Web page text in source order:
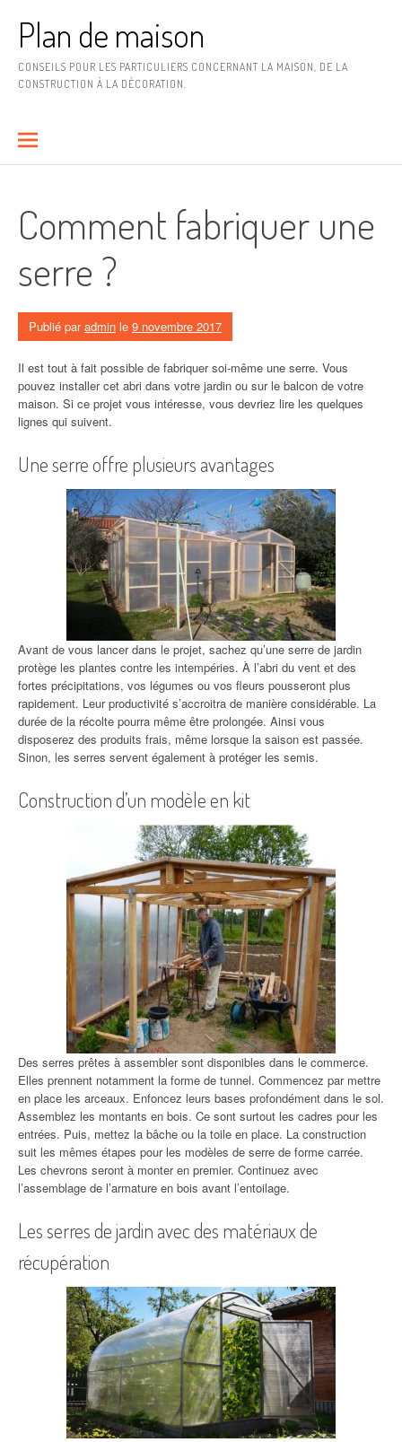
contenuPlan de maison
CONSEILS POUR LES PARTICULIERS CONCERNANT LA MAISON, DE LA
CONSTRUCTION À LA DÉCORATION.
Comment fabriquer une
serre ?
Publié paradmin le 9 novembre 2017
Il est tout à fait possible de fabriquer soi-même une serre. Vous
pouvez installer cet abri dans votre jardin ou sur le balcon de votre
maison. Si ce projet vous intéresse, vous devriez lire les quelques
lignes qui suivent.
Une serre offre plusieurs avantages
Avant de vous lancer dans le projet, sachez qu’une serre de jardin
protège les plantes contre les intempéries. À l’abri du vent et des
fortes précipitations, vos légumes ou vos fleurs pousseront plus
rapidement. Leur productivité s’accroitra de manière considérable. La
durée de la récolte pourra même être prolongée. Ainsi vous
disposerez des produits frais, même lorsque la saison est passée.
Sinon, les serres servent également à protéger les semis.
Construction d’un modèle en kit
Des serres prêtes à assembler sont disponibles dans le commerce.
Elles prennent notamment la forme de tunnel. Commencez par mettre
en place les arceaux. Enfoncez leurs bases profondément dans le sol.
Assemblez les montants en bois. Ce sont surtout les cadres pour les
entrées. Puis, mettez la bâche ou la toile en place. La construction
suit les mêmes étapes pour les modèles de serre de forme carrée.
Les chevrons seront à monter en premier. Continuez avec
l’assemblage de l’armature en bois avant l’entoilage.
Les serres de jardin avec des matériaux de
récupération